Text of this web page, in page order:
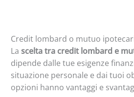
Credit lombard o mutuo
Lascelta tra credit lombard e
dipende dalle tue esigenze
situazione personale e dai tuoi
opzioni hanno vantaggi e